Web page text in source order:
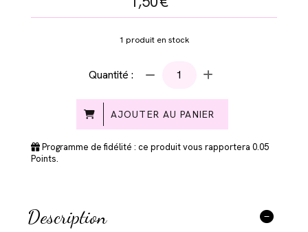
1 produit en stock
Quantité :
AJOUTER AU PANIER
Programme de fidélité : ce produit vous rapportera 0.05
Points.
Description